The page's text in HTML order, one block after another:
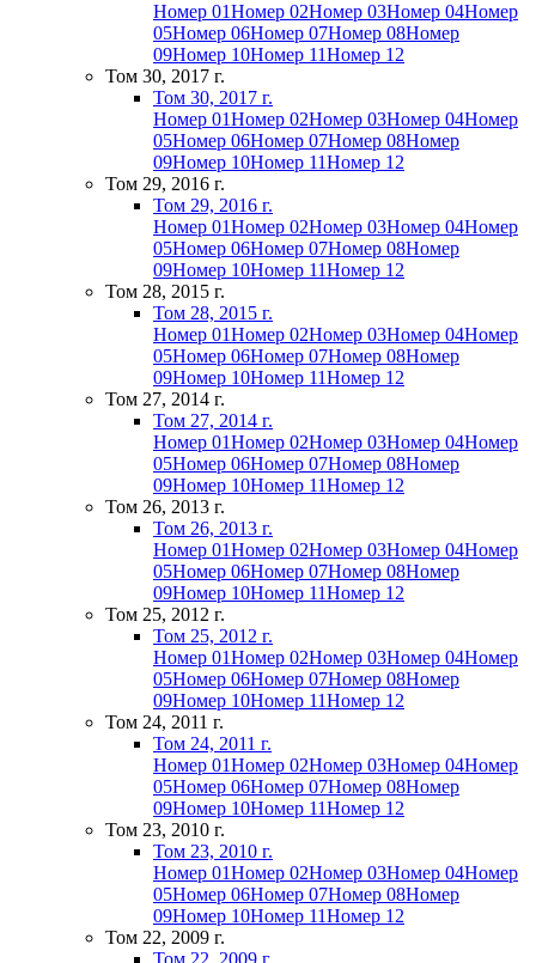
Номер 01Номер 02Номер 03Номер 04Номер
05Номер 06Номер 07Номер 08Номер
09Номер 10Номер 11Номер 12
Том 30, 2017 г.
Том 30, 2017 г.
Номер 01Номер 02Номер 03Номер 04Номер
05Номер 06Номер 07Номер 08Номер
09Номер 10Номер 11Номер 12
Том 29, 2016 г.
Том 29, 2016 г.
Номер 01Номер 02Номер 03Номер 04Номер
05Номер 06Номер 07Номер 08Номер
09Номер 10Номер 11Номер 12
Том 28, 2015 г.
Том 28, 2015 г.
Номер 01Номер 02Номер 03Номер 04Номер
05Номер 06Номер 07Номер 08Номер
09Номер 10Номер 11Номер 12
Том 27, 2014 г.
Том 27, 2014 г.
Номер 01Номер 02Номер 03Номер 04Номер
05Номер 06Номер 07Номер 08Номер
09Номер 10Номер 11Номер 12
Том 26, 2013 г.
Том 26, 2013 г.
Номер 01Номер 02Номер 03Номер 04Номер
05Номер 06Номер 07Номер 08Номер
09Номер 10Номер 11Номер 12
Том 25, 2012 г.
Том 25, 2012 г.
Номер 01Номер 02Номер 03Номер 04Номер
05Номер 06Номер 07Номер 08Номер
09Номер 10Номер 11Номер 12
Том 24, 2011 г.
Том 24, 2011 г.
Номер 01Номер 02Номер 03Номер 04Номер
05Номер 06Номер 07Номер 08Номер
09Номер 10Номер 11Номер 12
Том 23, 2010 г.
Том 23, 2010 г.
Номер 01Номер 02Номер 03Номер 04Номер
05Номер 06Номер 07Номер 08Номер
09Номер 10Номер 11Номер 12
Том 22, 2009 г.
Том 22, 2009 г.